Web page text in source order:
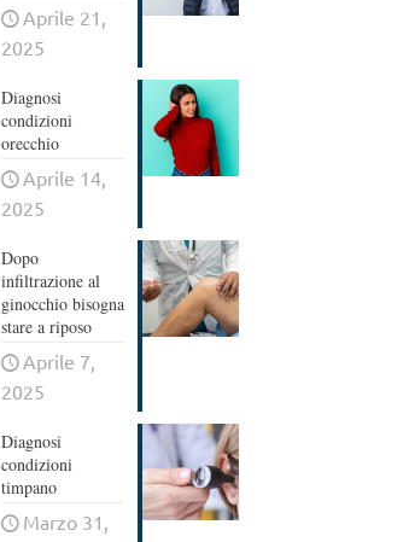
Aprile 21,
2025
Diagnosi
condizioni
orecchio
Aprile 14,
2025
Dopo
infiltrazione al
ginocchio bisogna
stare a riposo
Aprile 7,
2025
Diagnosi
condizioni
timpano
Marzo 31,